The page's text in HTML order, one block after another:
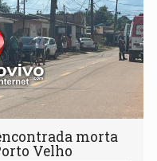
morta
Velho